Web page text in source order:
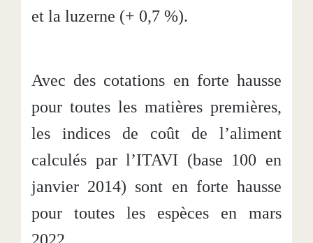
et la luzerne (+ 0,7 %).
Avec des cotations en forte hausse
pour toutes les matières premières,
les indices de coût de l’aliment
calculés par l’ITAVI (base 100 en
janvier 2014) sont en forte hausse
pour toutes les espèces en mars